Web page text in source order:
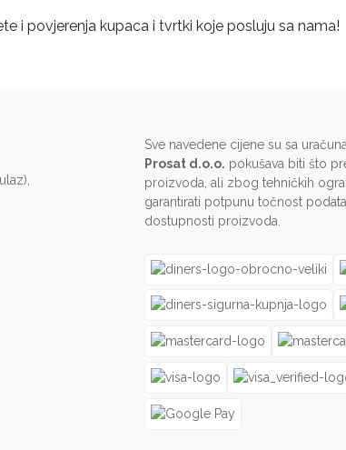
i povjerenja kupaca i tvrtki koje posluju sa nama!
Sve navedene cijene su sa
Prosat d.o.o. pokušava biti što
proizvoda, ali zbog tehničkih
garantirati potpunu točnost
dostupnosti proizvoda.